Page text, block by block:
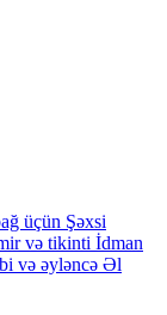
üçün Şəxsi
və tikinti İdman
və əyləncə Əl